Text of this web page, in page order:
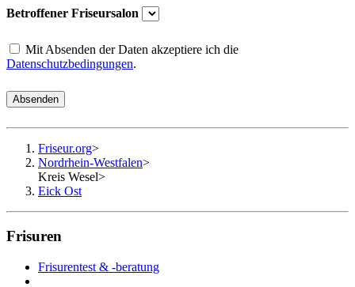
Betroffener Friseursalon
Mit Absenden der Daten akzeptiere ich die
Datenschutzbedingungen.
Absenden
Friseur.org>
Nordrhein-Westfalen>
Kreis Wesel>
Eick Ost
Frisuren
Frisurentest & -beratung